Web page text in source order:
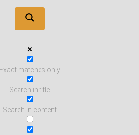
Exact matches only
Search in title
Search in content